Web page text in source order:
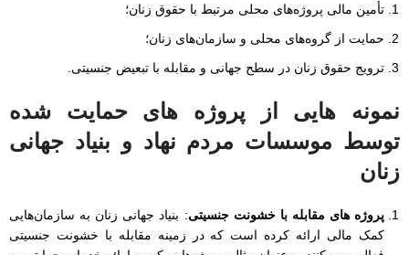
تأمین مالی پروژه‌های محلی مرتبط با حقوق زنان؛
حمایت از گروه‌های محلی و سازمان‌های زنان؛
ترویج حقوق زنان در سطح جهانی و مقابله با تبعیض جنسیتی.
نمونه هایی از پروژه های حمایت شده
توسط موسسات مردم نهاد و بنیاد جهانی
زنان
پروژه های مقابله با خشونت جنسیتی: بنیاد جهانی زنان به سازمان‌هایی
کمک مالی ارائه کرده است که در زمینه مقابله با خشونت جنسیتی